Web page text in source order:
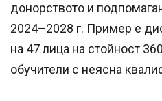
донорството и
2024–2028 г. Пример е
на 47 лица на стойност
обучители с неясна